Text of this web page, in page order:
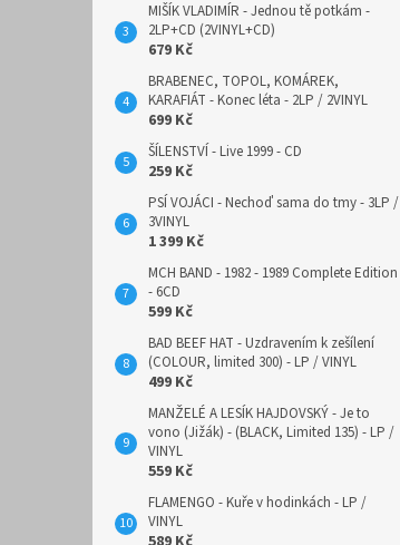
MIŠÍK VLADIMÍR - Jednou tě potkám -
2LP+CD (2VINYL+CD)
679 Kč
BRABENEC, TOPOL, KOMÁREK,
KARAFIÁT - Konec léta - 2LP / 2VINYL
699 Kč
ŠÍLENSTVÍ - Live 1999 - CD
259 Kč
PSÍ VOJÁCI - Nechoď sama do tmy - 3LP /
3VINYL
1 399 Kč
MCH BAND - 1982 - 1989 Complete Edition
- 6CD
599 Kč
BAD BEEF HAT - Uzdravením k zešílení
(COLOUR, limited 300) - LP / VINYL
499 Kč
MANŽELÉ A LESÍK HAJDOVSKÝ - Je to
vono (Jižák) - (BLACK, Limited 135) - LP /
VINYL
559 Kč
FLAMENGO - Kuře v hodinkách - LP /
VINYL